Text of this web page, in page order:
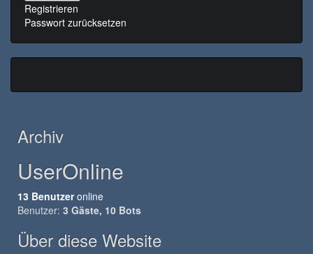
Registrieren
Passwort zurücksetzen
Archiv
UserOnline
13 Benutzeronline
Benutzer: 3 Gäste, 10 Bots
Über diese Website